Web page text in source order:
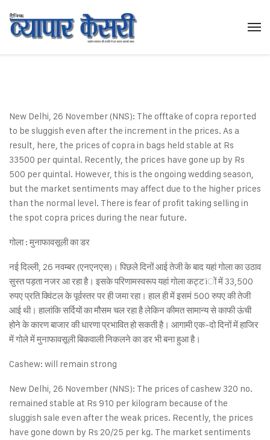
New Delhi, 26 November (NNS): The offtake of copra reported
to be sluggish even after the increment in the prices. As a
result, here, the prices of copra in bags held stable at Rs
33500 per quintal. Recently, the prices have gone up by Rs
500 per quintal. However, this is the ongoing wedding season,
but the market sentiments may affect due to the higher prices
than the normal level. There is fear of profit taking selling in
the spot copra prices during the near future.
गोला : मुनाफावसूली का डर
नई दिल्ली, 26 नवम्बर (एनएनएस)। पिछले दिनों आई तेजी के बाद यहां गोला का उठाव
सुस्त पड़ता नजर आ रहा है। इसके परिणामस्वरूप यहां गोला कट्टïों में 33,500
रुपए प्रति क्विंटल के पूर्वस्तर पर ही जमा रहा। हाल ही में इसमं 500 रुपए की तेजी
आई थी। हालांकि सर्दियों का मौसम चल रहा है लेकिन कीमत सामान्य से काफी ऊंची
होने के कारण बाजार की धारणा प्रभावित हो सकती है। आगामी एक-दो दिनों में हाजिर
में गोले में मुनाफावसूली बिकवाली निकलने का डर भी बना हुआ है।
Cashew: will remain strong
New Delhi, 26 November (NNS): The prices of cashew 320 no.
remained stable at Rs 910 per kilogram because of the
sluggish sale even after the weak prices. Recently, the prices
have gone down by Rs 20/25 per kg. The market sentiments